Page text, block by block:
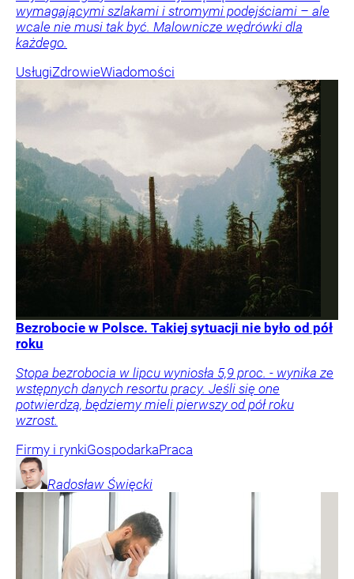
wymagającymi szlakami i stromymi podejściami – ale
wcale nie musi tak być. Malownicze wędrówki dla
każdego.
UsługiZdrowieWiadomości
Bezrobocie w Polsce. Takiej sytuacji nie było od pół
roku
Stopa bezrobocia w lipcu wyniosła 5,9 proc. - wynika ze
wstępnych danych resortu pracy. Jeśli się one
potwierdzą, będziemy mieli pierwszy od pół roku
wzrost.
Firmy i rynkiGospodarkaPraca
Radosław Święcki